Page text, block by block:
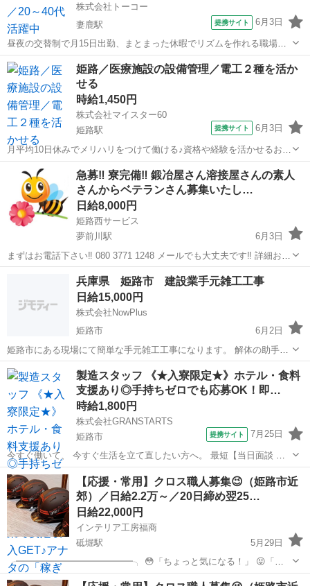
株式会社トーコー
妻鹿駅
提携サイト 6月3日
昼夜の交替制で月15日出勤、まとまった休暇でリズムを作れる職場。
未経験から丁寧に教えるため、初めての工場勤務でも安心して取り組
めます 株式会社トーコーは、 人材派遣・人材紹介・業務請負などを
手がける総合人材サービス企業で...
兵庫 姫路市 妻鹿駅 その他
姫路／医療施設の設備管理／電工２種を活か
せる
時給1,450円
株式会社マイスター60
姫路駅
提携サイト 6月3日
月平均10日休みでメリハリをつけて働ける♪資格や経験を活かせるお仕
事です◎ マイスター60は「高齢者の雇用創出」を 使命とし、積み重ね
たノウハウをもとに、 お客様の経営戦略パートナーとして優良な 人材
の紹介サービスをご提供...
姫路駅 その他
急募‼️ 寮完備‼️ 鍛冶屋さん溶接屋さんの素人
さんからベテランさん募集いたし…
日給8,000円
姫路西サービス
夢前川駅
6月3日
まずはお電話下さい‼️ 080 3771 1248 メールでも大丈夫です‼️ 詳細お伝
えいたします。 免許証、資格証、経験、お住まい、 自家用車等お持ち
の型は別途優遇単価‼️ 《業務内容》 大手プラント...
夢前川駅 その他 鍛冶屋
兵庫県 姫路市 建設業手元雑工工事
日給15,000円
株式会社NowPlus
姫路市
6月2日
姫路市にある現場にて簡単な手元雑工工事になります。 解体の助手や
足場の助手等簡単なお仕事になります。 未経験者でも大丈夫！ 経験者
優遇！ お話だけでも大丈夫です。 ご連絡お待ちしております。 松田
090-2020-2020
兵庫 姫路市 建築
製造スタッフ 《★入寮限定★》ホテル・食料
支援あり◎手持ちゼロでも応募OK！即…
時給1,800円
株式会社GRANSTARTS
姫路市
提携サイト 7月25日
今すぐ働いて、 今すぐ生活を立て直したい方へ。 最短【当日面談 →
即日入寮 → 翌日勤務】も可能✨ あなたの「今すぐ」にしっかり応え
ます！ 経験や資格は一切不要🙆‍♂️ 未経験スタートの方がほとんどで
す。...
兵庫 姫路市 建築
【応援・常用】クロス職人募集😉（姫路市近
郊）／日給2.2万～／20日締め翌25…
日給22,000円
インテリア工房福商
砥堀駅
5月29日
╭━━━━━━━━━━━━━╮ 😳「ちょっと気になる！」 😝「ま
ずは話だけ聞いてみたい」 ╰━━━━━━ｖ━━━━━━╯ そんな方
兵庫 姫路市 砥堀駅 その他 ゼネコン